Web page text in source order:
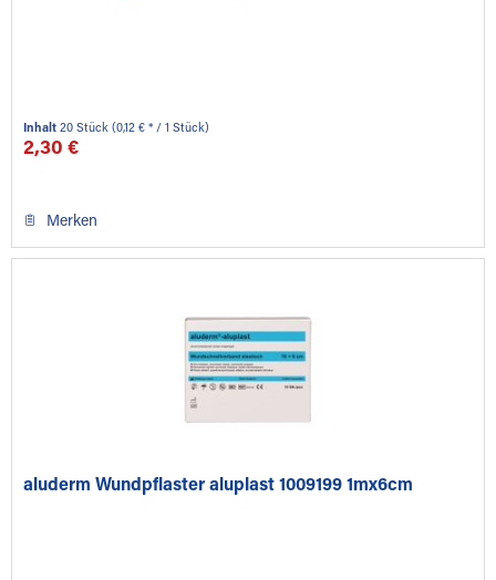
Inhalt20 Stück(0,12 € * / 1 Stück)
2,30 €
Merken
aluderm Wundpflaster aluplast 1009199 1mx6cm